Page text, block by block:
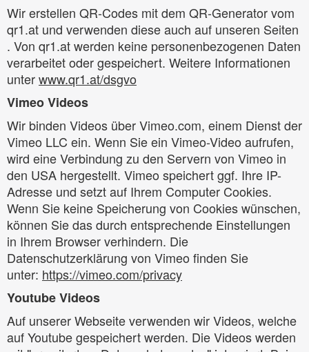
Wir erstellen QR-Codes mit dem QR-Generator vom
qr1.at und verwenden diese auch auf unseren Seiten
. Von qr1.at werden keine personenbezogenen Daten
verarbeitet oder gespeichert. Weitere Informationen
unterwww.qr1.at/dsgvo
Vimeo Videos
Wir binden Videos über Vimeo.com, einem Dienst der
Vimeo LLC ein. Wenn Sie ein Vimeo-Video aufrufen,
wird eine Verbindung zu den Servern von Vimeo in
den USA hergestellt. Vimeo speichert ggf. Ihre IP-
Adresse und setzt auf Ihrem Computer Cookies.
Wenn Sie keine Speicherung von Cookies wünschen,
können Sie das durch entsprechende Einstellungen
in Ihrem Browser verhindern. Die
Datenschutzerklärung von Vimeo finden Sie
unter: https://vimeo.com/privacy
Youtube Videos
Auf unserer Webseite verwenden wir Videos, welche
auf Youtube gespeichert werden. Die Videos werden